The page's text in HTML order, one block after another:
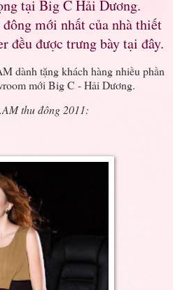
tại Big C Hải Dương.
mới nhất của nhà thiết
đều được trưng bày tại đây.
dành tặng khách hàng nhiều phần
mới Big C - Hải Dương.
thu đông 2011: